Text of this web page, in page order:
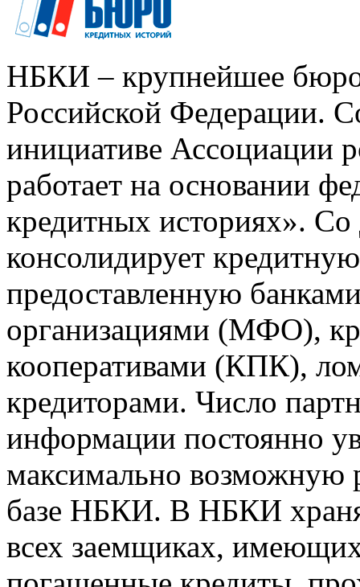
НБКИ – крупнейшее
Российской Федерации.
инициативе Ассоциации
работает на основании
кредитных историях».
консолидирует
предоставленную
организациями (МФО),
кооперативами (КПК),
кредиторами. Число
информации постоянно
максимально возможную
базе НБКИ. В НБКИ
всех заемщиках,